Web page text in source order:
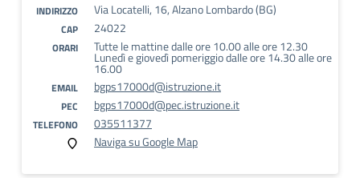
INDIRIZZO Via Locatelli, 16, Alzano Lombardo (BG)
CAP 24022
ORARI Tutte le mattine dalle ore 10.00 alle ore 12.30
Lunedì e giovedì pomeriggio dalle ore 14.30 alle ore
16.00
EMAIL bgps17000d@istruzione.it
PEC bgps17000d@pec.istruzione.it
TELEFONO
035511377
Naviga su Google Map